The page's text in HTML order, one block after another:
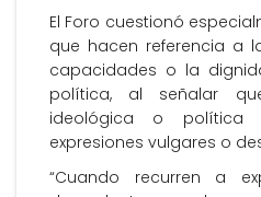
El Foro cuestionó
que hacen referencia a
capacidades o la
política, al señalar
ideológica o
expresiones vulgares o
“Cuando recurren a